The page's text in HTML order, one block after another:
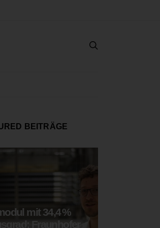
BEITRÄGE
mit 34,4 %
Fraunhofer